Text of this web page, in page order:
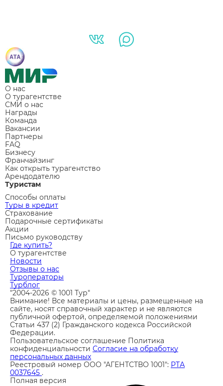
О нас
О турагентстве
СМИ о нас
Награды
Команда
Вакансии
Партнеры
FAQ
Бизнесу
Франчайзинг
Как открыть турагентство
Арендодателю
Туристам
Способы оплаты
Туры в кредит
Страхование
Подарочные сертификаты
Акции
Письмо руководству
Где купить?
О турагентстве
Новости
Отзывы о нас
Туроператоры
Турблог
"2004-2026 © 1001 Тур"
Внимание! Все материалы и цены, размещенные на
сайте, носят справочный характер и не являются
публичной офертой, определяемой положениями
Статьи 437 (2) Гражданского кодекса Российской
Федерации.
Пользовательское соглашение Политика
конфиденциальности Согласие на обработку
персональных данных
Реестровый номер ООО "АГЕНТСТВО 1001": РТА
0037645 .
Полная версия